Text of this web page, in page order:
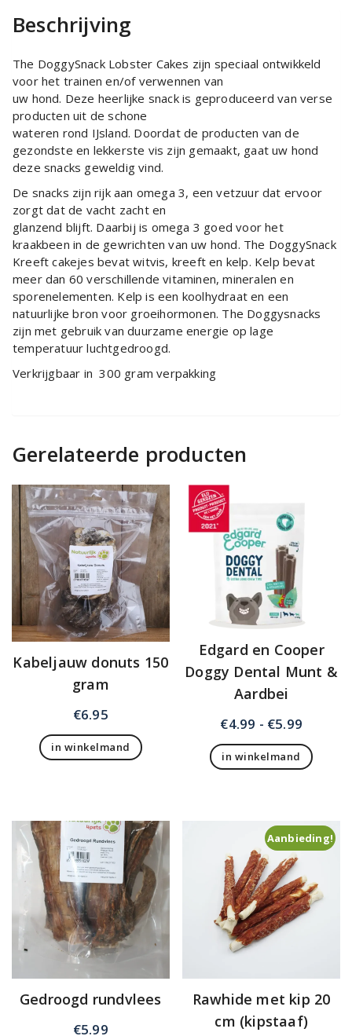
Beschrijving
The DoggySnack Lobster Cakes zijn speciaal ontwikkeld
voor het trainen en/of verwennen van
uw hond. Deze heerlijke snack is geproduceerd van verse
producten uit de schone
wateren rond IJsland. Doordat de producten van de
gezondste en lekkerste vis zijn gemaakt, gaat uw hond
deze snacks geweldig vind.
De snacks zijn rijk aan omega 3, een vetzuur dat ervoor
zorgt dat de vacht zacht en
glanzend blijft. Daarbij is omega 3 goed voor het
kraakbeen in de gewrichten van uw hond. The DoggySnack
Kreeft cakejes bevat witvis, kreeft en kelp. Kelp bevat
meer dan 60 verschillende vitaminen, mineralen en
sporenelementen. Kelp is een koolhydraat en een
natuurlijke bron voor groeihormonen. The Doggysnacks
zijn met gebruik van duurzame energie op lage
temperatuur luchtgedroogd.
Verkrijgbaar in 300 gram verpakking
Gerelateerde producten
Kabeljauw donuts 150
gram
€6.95
in winkelmand
Edgard en Cooper
Doggy Dental Munt &
Aardbei
€4.99 - €5.99
€4.99
tot
in winkelmand
meerdere
variaties.
Deze
optie
kan
gekozen
worden
op
productpagina
Gedroogd rundvlees
€5.99
Aanbieding!
Rawhide met kip 20
cm (kipstaaf)